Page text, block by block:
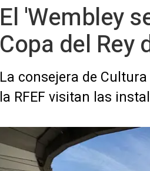
El 'Wembley
Copa del Rey
La consejera de
la RFEF visitan las